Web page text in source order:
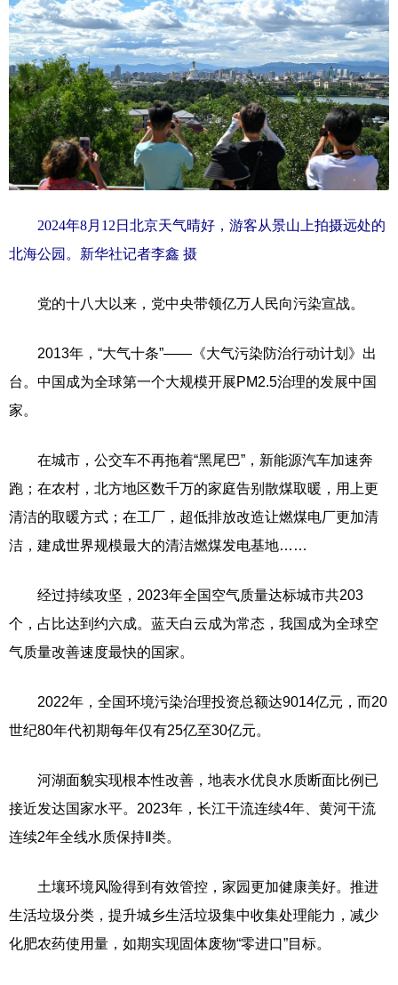
2024年8月12日北京天气晴好，游客从景山上拍摄远处的
北海公园。新华社记者李鑫 摄
党的十八大以来，党中央带领亿万人民向污染宣战。
2013年，“大气十条”——《大气污染防治行动计划》出
台。中国成为全球第一个大规模开展PM2.5治理的发展中国
家。
在城市，公交车不再拖着“黑尾巴”，新能源汽车加速奔
跑；在农村，北方地区数千万的家庭告别散煤取暖，用上更
清洁的取暖方式；在工厂，超低排放改造让燃煤电厂更加清
洁，建成世界规模最大的清洁燃煤发电基地……
经过持续攻坚，2023年全国空气质量达标城市共203
个，占比达到约六成。蓝天白云成为常态，我国成为全球空
气质量改善速度最快的国家。
2022年，全国环境污染治理投资总额达9014亿元，而20
世纪80年代初期每年仅有25亿至30亿元。
河湖面貌实现根本性改善，地表水优良水质断面比例已
接近发达国家水平。2023年，长江干流连续4年、黄河干流
连续2年全线水质保持Ⅱ类。
土壤环境风险得到有效管控，家园更加健康美好。推进
生活垃圾分类，提升城乡生活垃圾集中收集处理能力，减少
化肥农药使用量，如期实现固体废物“零进口”目标。